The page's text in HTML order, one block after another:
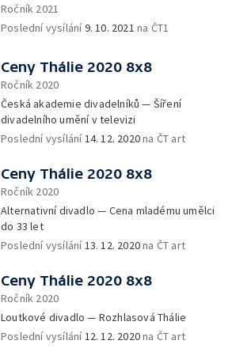
Ročník 2021
Poslední vysílání9. 10. 2021 na ČT1
Ceny Thálie 2020 8x8
Ročník 2020
Česká akademie divadelníků — Šíření
divadelního umění v televizi
Poslední vysílání14. 12. 2020na ČT art
Ceny Thálie 2020 8x8
Ročník 2020
Alternativní divadlo — Cena mladému umělci
do 33 let
Poslední vysílání13. 12. 2020na ČT art
Ceny Thálie 2020 8x8
Ročník 2020
Loutkové divadlo — Rozhlasová Thálie
Poslední vysílání12. 12. 2020na ČT art